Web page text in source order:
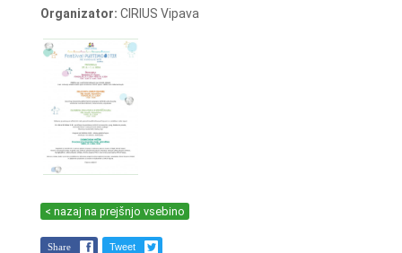
Organizator: CIRIUS Vipava
< nazaj na prejšnjo vsebino
Share Tweet